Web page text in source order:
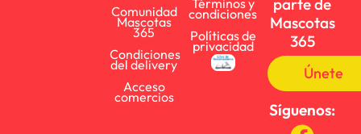
Comunidad
Mascotas
365
Condiciones
del delivery
Acceso
comercios
condiciones
Políticas de
privacidad
parte de
Mascotas
365
Únete
Síguenos: